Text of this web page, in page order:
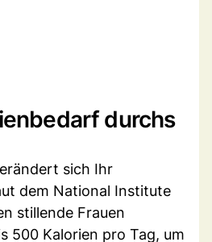
durchs
sich Ihr
dem National Institute
stillende Frauen
500 Kalorien pro Tag, um